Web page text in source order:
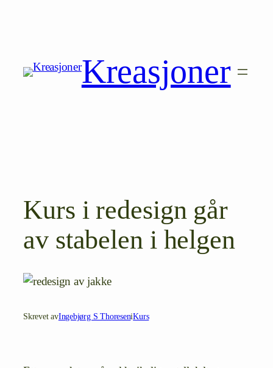
Kreasjoner
Kurs i redesign går
av stabelen i helgen
Skrevet avIngebjørg S ThoreseniKurs